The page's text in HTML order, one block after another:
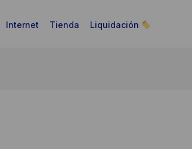
Internet Tienda Liquidación